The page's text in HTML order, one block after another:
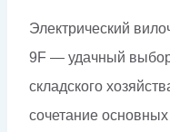
Электрический
9F — удачный
складского
сочетание